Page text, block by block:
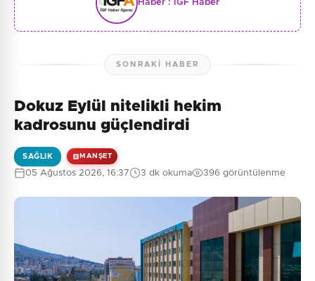
Haber : İGF Haber
SONRAKI HABER
Dokuz Eylül nitelikli hekim
kadrosunu güçlendirdi
SAĞLIK MANŞET
05 Ağustos 2026, 16:37 3 dk okuma 396 görüntülenme